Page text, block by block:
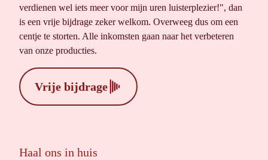
verdienen wel iets meer voor mijn uren luisterplezier!", dan
is een vrije bijdrage zeker welkom. Overweeg dus om een
centje te storten. Alle inkomsten gaan naar het verbeteren
van onze producties.
Vrije bijdrage
Haal ons in huis